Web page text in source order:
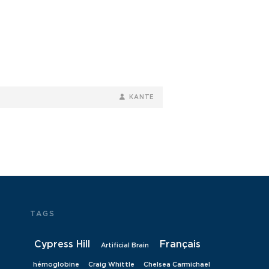
BY
BYLINEKANTE
TAGS
Cypress Hill Artificial Brain Français
hémoglobine Craig Whittle Chelsea Carmichael